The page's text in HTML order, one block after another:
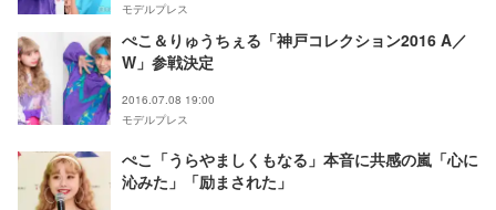
モデルプレス
ぺこ＆りゅうちぇる「神戸コレクション2016 A／
W」参戦決定
2016.07.08 19:00
モデルプレス
ぺこ「うらやましくもなる」本音に共感の嵐「心に
沁みた」「励まされた」